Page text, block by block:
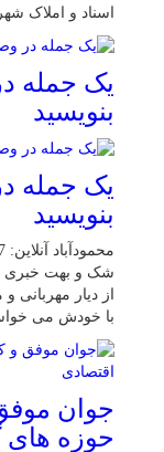
اسناد و املاک
یک جمله
بنویسید
یک جمله
بنویسید
شک و بهت خبری
از دیار مهربانی
با خودش می
جوان
حوزه